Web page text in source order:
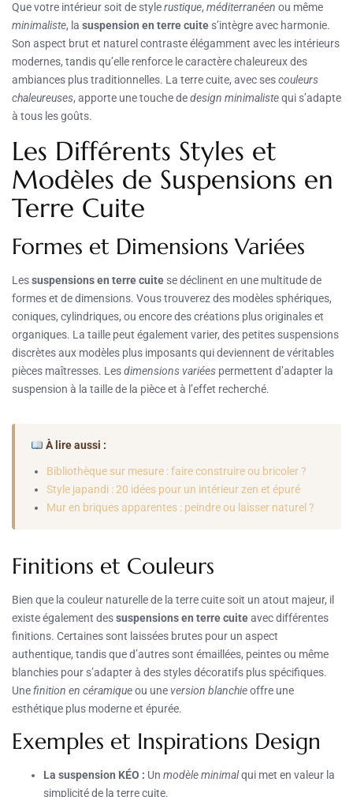
Que votre intérieur soit de stylerustique, méditerranéen ou même
minimaliste, la suspension en terre cuite s’intègre avec harmonie.
Son aspect brut et naturel contraste élégamment avec les intérieurs
modernes, tandis qu’elle renforce le caractère chaleureux des
ambiances plus traditionnelles. La terre cuite, avec sescouleurs
chaleureuses, apporte une touche dedesign minimalistequi s’adapte
à tous les goûts.
Les Différents Styles et
Modèles de Suspensions en
Terre Cuite
Formes et Dimensions Variées
Lessuspensions en terre cuite se déclinent en une multitude de
formes et de dimensions. Vous trouverez des modèles sphériques,
coniques, cylindriques, ou encore des créations plus originales et
organiques. La taille peut également varier, des petites suspensions
discrètes aux modèles plus imposants qui deviennent de véritables
pièces maîtresses. Lesdimensions variées permettent d’adapter la
suspension à la taille de la pièce et à l’effet recherché.
À lire aussi :
Bibliothèque sur mesure : faire construire ou bricoler ?
Style japandi : 20 idées pour un intérieur zen et épuré
Mur en briques apparentes : peindre ou laisser naturel ?
Finitions et Couleurs
Bien que la couleur naturelle de la terre cuite soit un atout majeur, il
existe également dessuspensions en terre cuiteavec différentes
finitions. Certaines sont laissées brutes pour un aspect
authentique, tandis que d’autres sont émaillées, peintes ou même
blanchies pour s’adapter à des styles décoratifs plus spécifiques.
Unefinition en céramiqueou uneversion blanchieoffre une
esthétique plus moderne et épurée.
Exemples et Inspirations Design
La suspension KÉO : Un modèle minimalqui met en valeur la
simplicité de la terre cuite.